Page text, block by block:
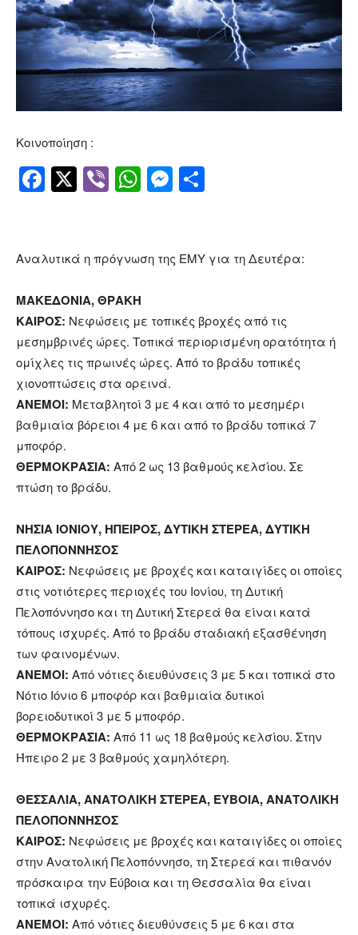
Κοινοποίηση :
Facebook
Twitter
ViberWhatsApp
Messenger
Αναλυτικά η πρόγνωση της ΕΜΥ για τη Δευτέρα:
ΜΑΚΕΔΟΝΙΑ, ΘΡΑΚΗ
ΚΑΙΡΟΣ: Νεφώσεις με τοπικές βροχές από τις
μεσημβρινές ώρες. Τοπικά περιορισμένη ορατότητα ή
ομίχλες τις πρωινές ώρες. Από το βράδυ τοπικές
χιονοπτώσεις στα ορεινά.
ΑΝΕΜΟΙ: Μεταβλητοί 3 με 4 και από το μεσημέρι
βαθμιαία βόρειοι 4 με 6 και από το βράδυ τοπικά 7
μποφόρ.
ΘΕΡΜΟΚΡΑΣΙΑ: Από 2 ως 13 βαθμούς κελσίου. Σε
πτώση το βράδυ.
ΝΗΣΙΑ ΙΟΝΙΟΥ, ΗΠΕΙΡΟΣ, ΔΥΤΙΚΗ ΣΤΕΡΕΑ, ΔΥΤΙΚΗ
ΠΕΛΟΠΟΝΝΗΣΟΣ
ΚΑΙΡΟΣ: Νεφώσεις με βροχές και καταιγίδες οι οποίες
στις νοτιότερες περιοχές του Ιονίου, τη Δυτική
Πελοπόννησο και τη Δυτική Στερεά θα είναι κατά
τόπους ισχυρές. Από το βράδυ σταδιακή εξασθένηση
των φαινομένων.
ΑΝΕΜΟΙ: Από νότιες διευθύνσεις 3 με 5 και τοπικά στο
Νότιο Ιόνιο 6 μποφόρ και βαθμιαία δυτικοί
βορειοδυτικοί 3 με 5 μποφόρ.
ΘΕΡΜΟΚΡΑΣΙΑ: Από 11 ως 18 βαθμούς κελσίου. Στην
Ήπειρο 2 με 3 βαθμούς χαμηλότερη.
ΘΕΣΣΑΛΙΑ, ΑΝΑΤΟΛΙΚΗ ΣΤΕΡΕΑ, ΕΥΒΟΙΑ, ΑΝΑΤΟΛΙΚΗ
ΠΕΛΟΠΟΝΝΗΣΟΣ
ΚΑΙΡΟΣ: Νεφώσεις με βροχές και καταιγίδες οι οποίες
στην Ανατολική Πελοπόννησο, τη Στερεά και πιθανόν
πρόσκαιρα την Εύβοια και τη Θεσσαλία θα είναι
τοπικά ισχυρές.
ΑΝΕΜΟΙ: Από νότιες διευθύνσεις 5 με 6 και στα